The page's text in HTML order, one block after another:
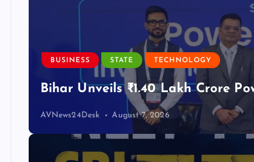
BUSINESS STATE TECHNOLOGY
Bihar Unveils ₹1.40 Lakh Crore
AVNews24Desk August 7, 2026